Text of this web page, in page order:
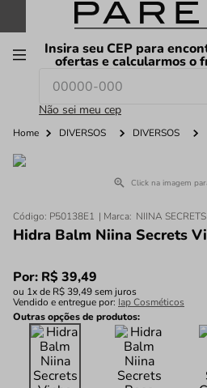
FRETE GRÁTIS nas
Insira seu CEP para
ofertas e calcularmos o
Não sei meu cep
O que você procura hoje?
Home DIVERSOS DIVERSOS
Click na imagem
Código: P50138E1 NIINA SECRETS
Hidra Balm Niina Secrets
Por: R$39,49
ou 1x de R$39,49sem juros
Vendido e entregue por: Iap Cosméticos
Outras opções de produtos: